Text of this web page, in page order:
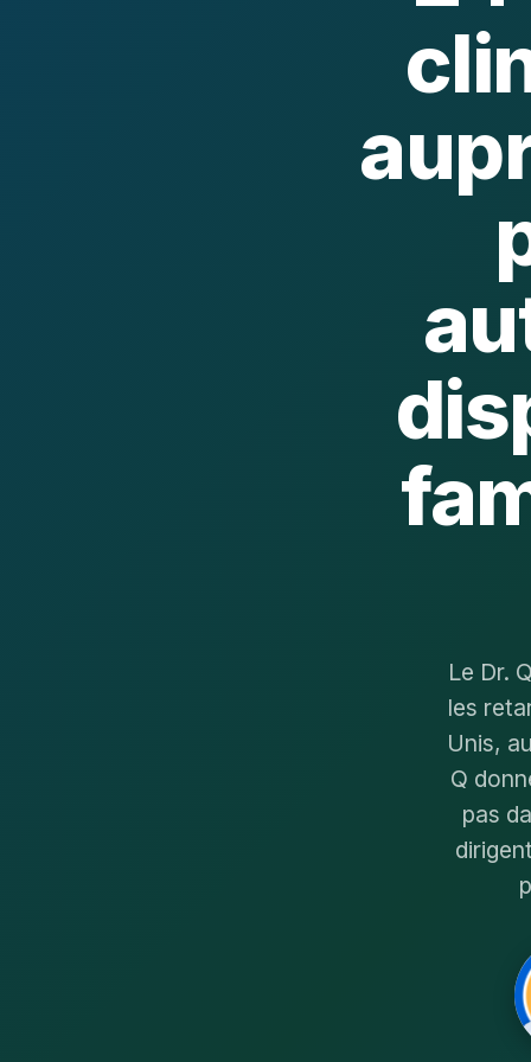
Le Dr.
les
Unis,
Q
pas